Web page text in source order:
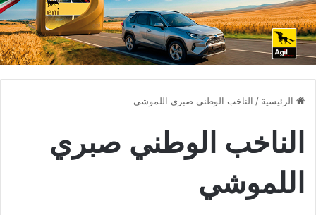
الرئيسية / الناخب الوطني صبري اللموشي
الناخب الوطني صبري
اللموشي